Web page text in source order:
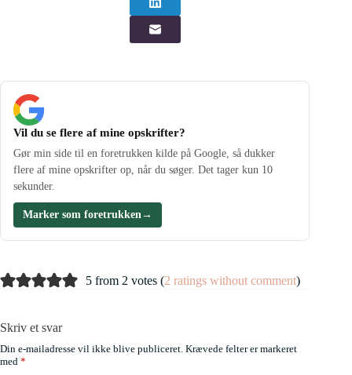
Vil du se flere af mine opskrifter?
Gør min side til en foretrukken kilde på Google, så dukker
flere af mine opskrifter op, når du søger. Det tager kun 10
sekunder.
Marker som foretrukken →
5 from 2 votes (2 ratings without comment)
Skriv et svar
Din e-mailadresse vil ikke blive publiceret. Krævede felter er markeret
med *